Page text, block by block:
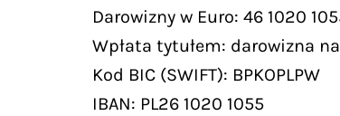
Darowizny w Euro: 46 1020
Wpłata tytułem: darowizna
Kod BIC (SWIFT): BPKOPLPW
IBAN: PL26 1020 1055